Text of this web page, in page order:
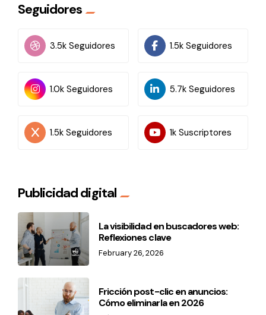
Seguidores
3.5k Seguidores 1.5k Seguidores
1.0k Seguidores 5.7k Seguidores
1.5k Seguidores 1k Suscriptores
Publicidad digital
La visibilidad en buscadores web:
Reflexiones clave
February 26, 2026
Fricción post-clic en anuncios:
Cómo eliminarla en 2026